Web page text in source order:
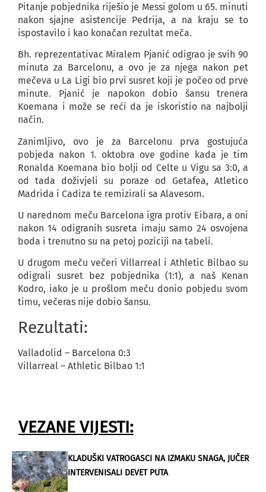
Pitanje pobjednika riješio je Messi golom u 65. minuti
nakon sjajne asistencije Pedrija, a na kraju se to
ispostavilo i kao konačan rezultat meča.
Bh. reprezentativac Miralem Pjanić odigrao je svih 90
minuta za Barcelonu, a ovo je za njega nakon pet
mečeva u La Ligi bio prvi susret koji je počeo od prve
minute. Pjanić je napokon dobio šansu trenera
Koemana i može se reći da je iskoristio na najbolji
način.
Zanimljivo, ovo je za Barcelonu prva gostujuća
pobjeda nakon 1. oktobra ove godine kada je tim
Ronalda Koemana bio bolji od Celte u Vigu sa 3:0, a
od tada doživjeli su poraze od Getafea, Atletico
Madrida i Cadiza te remizirali sa Alavesom.
U narednom meču Barcelona igra protiv Eibara, a oni
nakon 14 odigranih susreta imaju samo 24 osvojena
boda i trenutno su na petoj poziciji na tabeli.
U drugom meču večeri Villarreal i Athletic Bilbao su
odigrali susret bez pobjednika (1:1), a naš Kenan
Kodro, iako je u prošlom meču donio pobjedu svom
timu, večeras nije dobio šansu.
Rezultati:
Valladolid – Barcelona 0:3
Villarreal – Athletic Bilbao 1:1
VEZANE VIJESTI:
KLADUŠKI VATROGASCI NA IZMAKU SNAGA, JUČER
INTERVENISALI DEVET PUTA